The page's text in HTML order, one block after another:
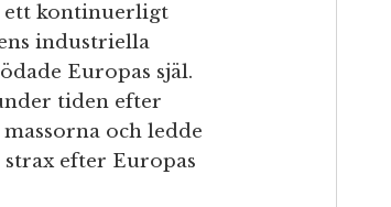
ett kontinuerligt
industriella
Europas själ.
tiden efter
och ledde
efter Europas